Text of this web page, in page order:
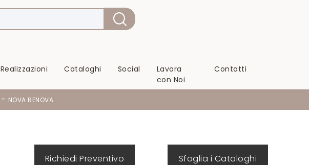
Realizzazioni Cataloghi Social
Lavora
con Noi
Contatti
- NOVA RENOVA
Richiedi Preventivo Sfoglia i Cataloghi